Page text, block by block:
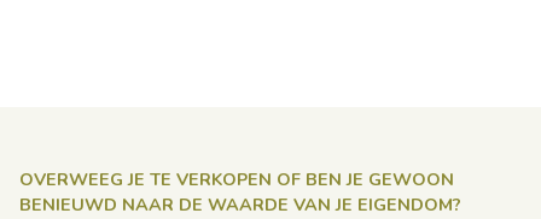
OVERWEEG JE TE VERKOPEN OF BEN JE GEWOON
BENIEUWD NAAR DE WAARDE VAN JE EIGENDOM?